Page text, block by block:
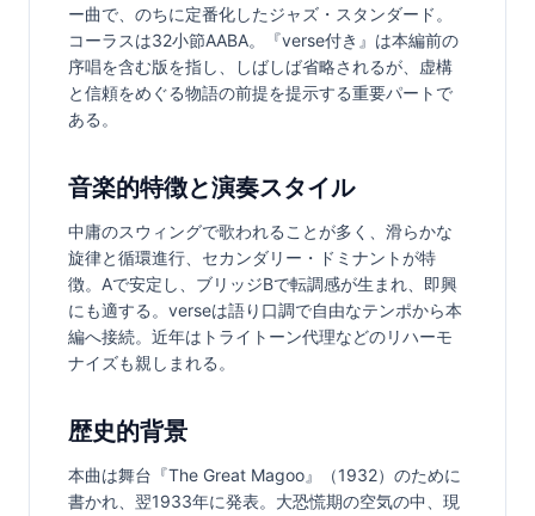
ー曲で、のちに定番化したジャズ・スタンダード。
コーラスは32小節AABA。『verse付き』は本編前の
序唱を含む版を指し、しばしば省略されるが、虚構
と信頼をめぐる物語の前提を提示する重要パートで
ある。
音楽的特徴と演奏スタイル
中庸のスウィングで歌われることが多く、滑らかな
旋律と循環進行、セカンダリー・ドミナントが特
徴。Aで安定し、ブリッジBで転調感が生まれ、即興
にも適する。verseは語り口調で自由なテンポから本
編へ接続。近年はトライトーン代理などのリハーモ
ナイズも親しまれる。
歴史的背景
本曲は舞台『The Great Magoo』（1932）のために
書かれ、翌1933年に発表。大恐慌期の空気の中、現